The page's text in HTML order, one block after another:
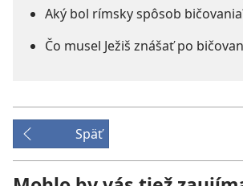
Aký bol rímsky spôsob
Čo musel Ježiš znášať po
Späť